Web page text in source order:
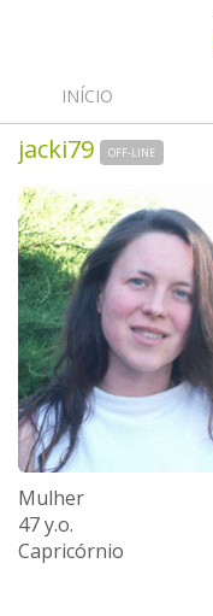
INÍCIO
jacki79 OFF-LINE
Mulher
47 y.o.
Capricórnio